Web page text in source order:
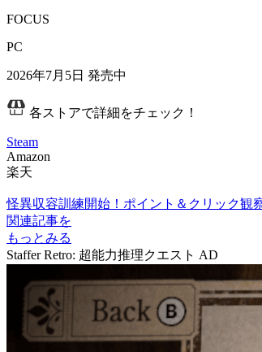
FOCUS
PC
2026年7月5日 発売中
各ストアで詳細をチェック！
Steam
Amazon
楽天
怪異収容訓練開始！ポイント＆クリック観
関連記事を
もっとみる
Staffer Retro: 超能力推理クエスト AD